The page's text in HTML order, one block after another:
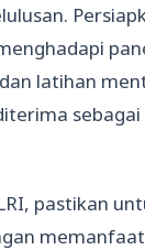
latihan
pastikan